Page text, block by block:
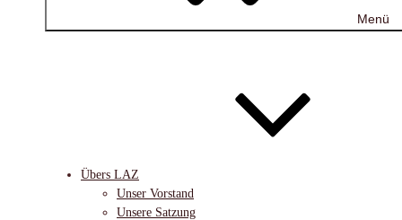
Menü
Übers LAZ
Unser Vorstand
Unsere Satzung